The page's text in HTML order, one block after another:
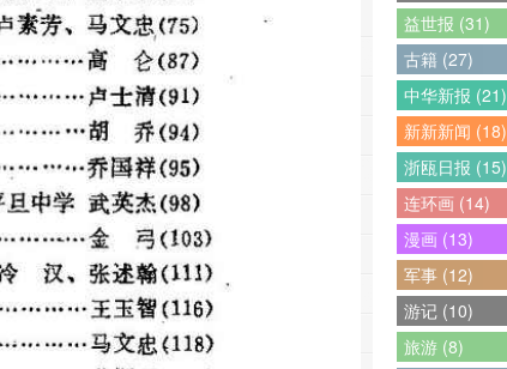
益世报 (31)
古籍 (27)
中华新报 (21)
新新新闻 (18)
浙瓯日报 (15)
连环画 (14)
漫画 (13)
军事 (12)
游记 (10)
旅游 (8)